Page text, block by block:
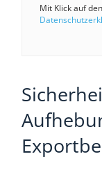
Mit Klick auf